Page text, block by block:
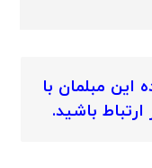
مبلمان با
باشید.